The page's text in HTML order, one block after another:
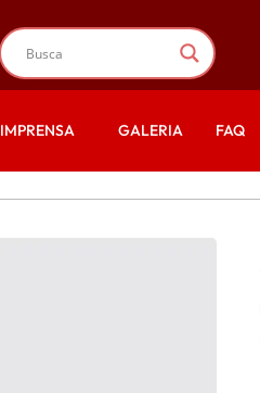
IMPRENSA GALERIA FAQ